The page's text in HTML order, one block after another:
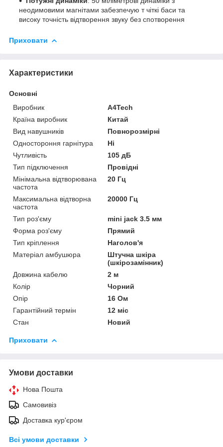
неодимовими магнітами забезпечую т чіткі баси та
високу точність відтворення звуку без спотворення
Приховати
Характеристики
Основні
Виробник
A4Tech
Країна виробник
Китай
Вид навушників
Повнорозмірні
Одностороння гарнітура
Ні
Чутливість
105 дБ
Тип підключення
Провідні
Мінімальна відтворювана
частота
20 Гц
Максимальна відтворна
частота
20000 Гц
Тип роз'єму
mini jack 3.5 мм
Форма роз'єму
Прямий
Тип кріплення
Наголов'я
Матеріал амбушюра
Штучна шкіра
(шкірозамінник)
Довжина кабелю
2 м
Колір
Чорний
Опір
16 Ом
Гарантійний термін
12 міс
Стан
Новий
Приховати
Умови доставки
Нова Пошта
Самовивіз
Доставка кур'єром
Всі умови доставки